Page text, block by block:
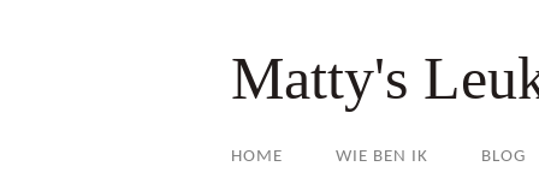
Matty's
HOME WIE BEN IK BLOG